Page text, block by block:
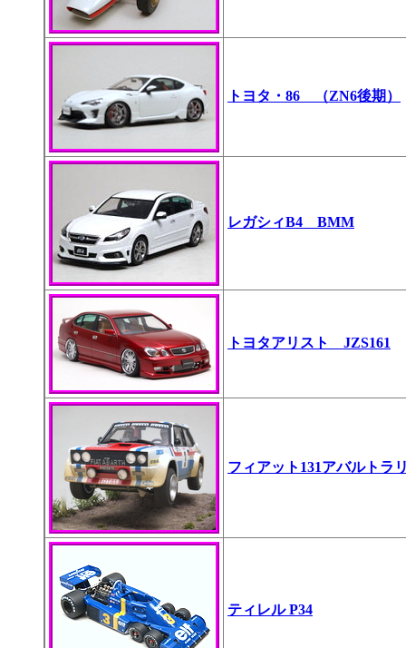
トヨタ・86 （ZN6後期）
レガシィB4 BMM
トヨタアリスト JZS161
フィアット131アバルトラ
ティレル P34